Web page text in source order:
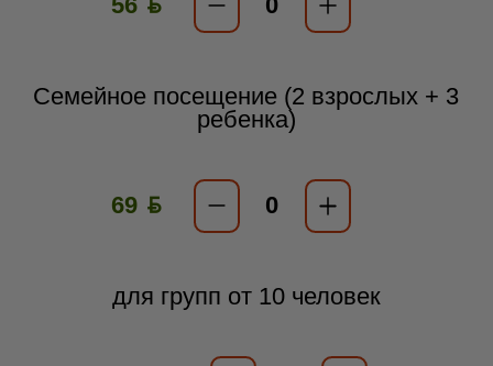
Семейное посещение (2 взрослых + 3
ребенка)
69 ƃ
для групп от 10 человек